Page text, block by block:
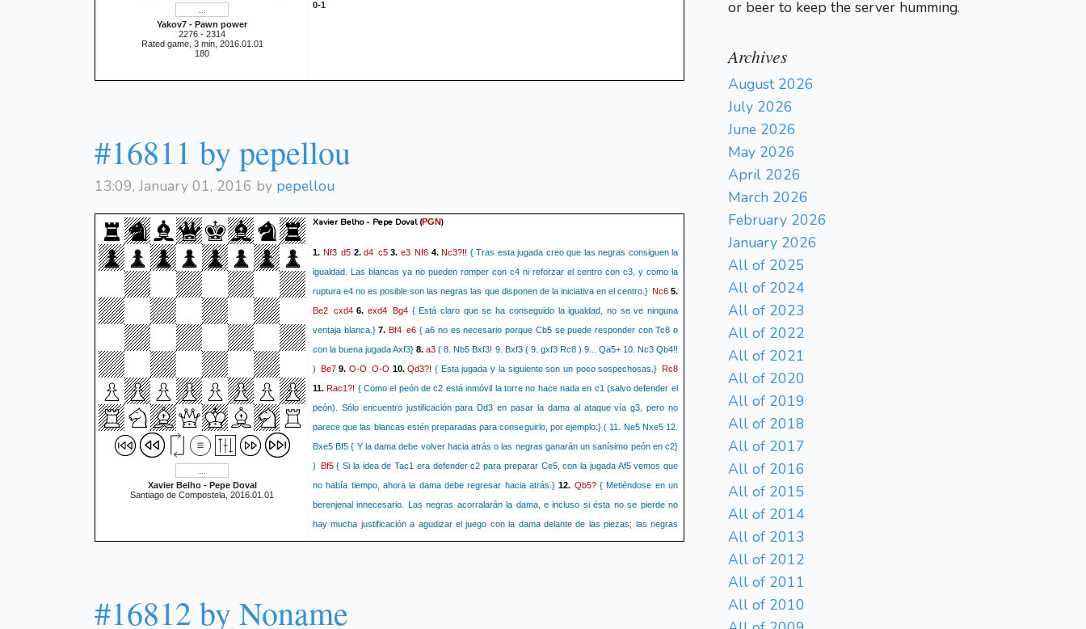
Yakov7 - Pawn power
2276 - 2314
Rated game, 3 min, 2016.01.01
180
0-1
#16811 by pepellou
13:09, January 01, 2016 by pepellou
Xavier Belho - Pepe Doval
Santiago de Compostela, 2016.01.01
Xavier Belho - Pepe Doval(PGN)
1. Nf3 d5 2. d4 c53. e3 Nf6 4. Nc3?!! { Tras esta jugada creo que las negras consiguen la
igualdad. Las blancas ya no pueden romper con c4 ni reforzar el centro con c3, y como la
ruptura e4 no es posible son las negras las que disponen de la iniciativa en el centro.} Nc65.
Be2 cxd46.exd4 Bg4{ Está claro que se ha conseguido la igualdad, no se ve ninguna
ventaja blanca.}7.Bf4 e6{ a6 no es necesario porque Cb5 se puede responder con Tc8 o
con la buena jugada Axf3} 8.a3 ( 8. Nb5 Bxf3! 9. Bxf3 ( 9. gxf3 Rc8 ) 9... Qa5+ 10. Nc3 Qb4!!
) Be79.O-O O-O 10.Qd3?! { Esta jugada y la siguiente son un poco sospechosas.} Rc8
11.Rac1?! { Como el peón de c2 está inmóvil la torre no hace nada en c1 (salvo defender el
peón). Sólo encuentro justificación para Dd3 en pasar la dama al ataque vía g3, pero no
parece que las blancas estén preparadas para conseguirlo, por ejemplo:} ( 11. Ne5 Nxe5 12.
Bxe5 Bf5 { Y la dama debe volver hacia atrás o las negras ganarán un sanísimo peón en c2}
) Bf5{ Si la idea de Tac1 era defender c2 para preparar Ce5, con la jugada Af5 vemos que
no había tiempo, ahora la dama debe regresar hacia atrás.} 12. Qb5?{ Metiéndose en un
berenjenal innecesario. Las negras acorralarán la dama, e incluso si ésta no se pierde no
hay mucha justificación a agudizar el juego con la dama delante de las piezas; las negras
nunca van a estar mal con su rey en el otro flanco.} Na5!{ La dama blanca sólo dispone de
Qxd8 Rfxd8 { Y sólo las negras pueden estar mejor, aunque las blancas mantienen sus
#16812 by Noname
or beer to keep the server humming.
Archives
August 2026
July 2026
June 2026
May 2026
April 2026
March 2026
February 2026
January 2026
All of 2025
All of 2024
All of 2023
All of 2022
All of 2021
All of 2020
All of 2019
All of 2018
All of 2017
All of 2016
All of 2015
All of 2014
All of 2013
All of 2012
All of 2011
All of 2010